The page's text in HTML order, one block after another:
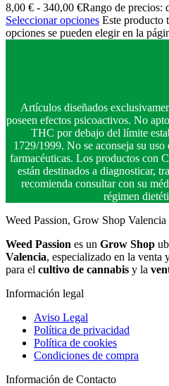
8,00 € - 340,00 €Rango de precios:
Seleccionar opciones Este producto
opciones se pueden elegir en la
Artículos diseñados
poseen efectos psicoactivos. No
THC por debajo del límite
1729/1999. No se aconseja su
farmacéuticas. Los productos con
están destinados a diagnosticar,
recomienda consultar con su
régimen
Weed Passion, Grow Shop Valencia
Weed Passion es un Grow Shop
Valencia, especializado en la venta
para el cultivo de cannabis y la
Información legal
Aviso Legal
Política de privacidad
Política de cookies
Condiciones de compra
Información de Contacto